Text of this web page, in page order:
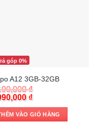
góp 0%
A12 3GB-32GB
₫
₫.
₫Current
is:
2,990,000 ₫.
VÀO GIỎ HÀNG